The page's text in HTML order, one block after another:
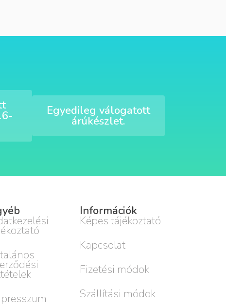
Egyedileg válogatott
árúkészlet.
Információk
Képes tájékoztató
Kapcsolat
Fizetési módok
Szállítási módok